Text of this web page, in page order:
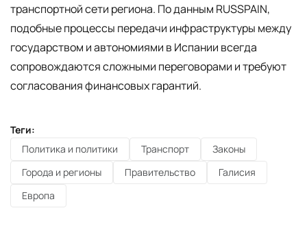
транспортной сети региона. По данным RUSSPAIN,
подобные процессы передачи инфраструктуры между
государством и автономиями в Испании всегда
сопровождаются сложными переговорами и требуют
согласования финансовых гарантий.
Теги:
Политика и политики
Транспорт
Законы
Города и регионы
Правительство
Галисия
Европа